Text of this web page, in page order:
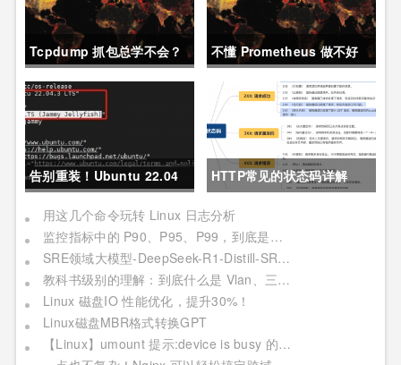
Tcpdump 抓包总学不会？
这篇保姆级教程，今天可以
拿下！
不懂 Prometheus 做不好
运维？那就来看这一篇干货
吧。
告别重装！Ubuntu 22.04
直升24.04教程，零数据丢
失的终极方案
HTTP常见的状态码详解
用这几个命令玩转 Linux 日志分析
监控指标中的 P90、P95、P99，到底是个啥？
SRE领域大模型-DeepSeek-R1-Distill-SRE-Qwen-32B-INT8
教科书级别的理解：到底什么是 Vlan、三层交换机、网关与DNS？
Linux 磁盘IO 性能优化，提升30%！
Linux磁盘MBR格式转换GPT
【Linux】umount 提示:device is busy 的处理方法(In some cases useful info about processes that use )